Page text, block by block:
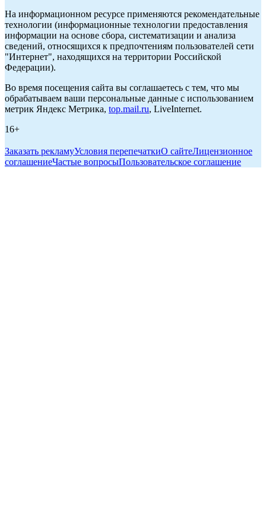
На информационном ресурсе применяются рекомендательные
технологии (информационные технологии предоставления
информации на основе сбора, систематизации и анализа
сведений, относящихся к предпочтениям пользователей сети
"Интернет", находящихся на территории Российской
Федерации).
Во время посещения сайта вы соглашаетесь с тем, что мы
обрабатываем ваши персональные данные с использованием
метрик Яндекс Метрика, top.mail.ru, LiveInternet.
16+
Заказать рекламуУсловия перепечаткиО сайтеЛицензионное
соглашениеЧастые вопросыПользовательское соглашение